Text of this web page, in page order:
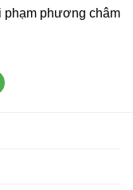
phạm phương châm